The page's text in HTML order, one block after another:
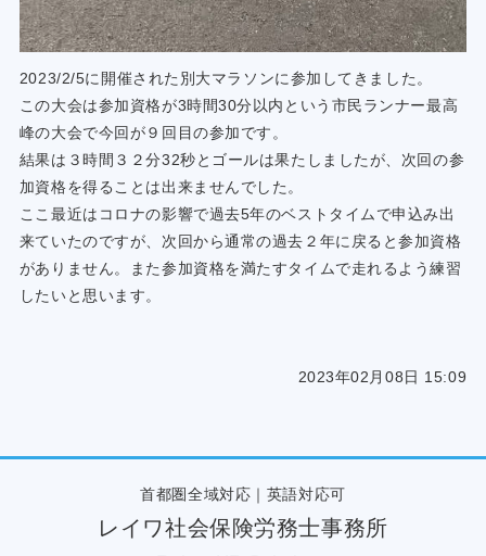
2023/2/5に開催された別大マラソンに参加してきました。
この大会は参加資格が3時間30分以内という市民ランナー最高
峰の大会で今回が９回目の参加です。
結果は３時間３２分32秒とゴールは果たしましたが、次回の参
加資格を得ることは出来ませんでした。
ここ最近はコロナの影響で過去5年のベストタイムで申込み出
来ていたのですが、次回から通常の過去２年に戻ると参加資格
がありません。また参加資格を満たすタイムで走れるよう練習
したいと思います。
2023年02月08日 15:09
首都圏全域対応｜英語対応可
レイワ社会保険労務士事務所